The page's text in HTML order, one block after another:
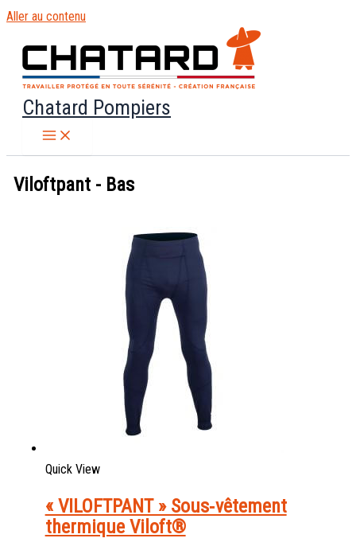
Aller au contenu
Chatard Pompiers
Viloftpant - Bas
Quick View
« VILOFTPANT » Sous‑vêtement
thermique Viloft®